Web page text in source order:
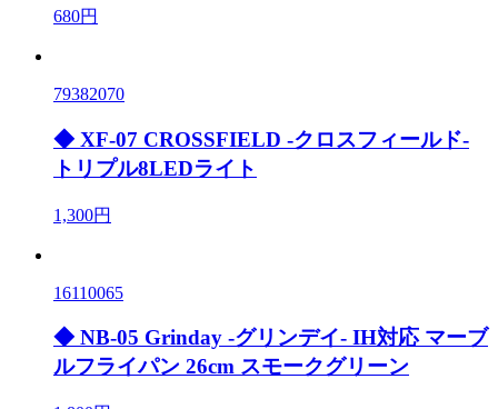
680円
79382070
◆ XF-07 CROSSFIELD -クロスフィールド-
トリプル8LEDライト
1,300円
16110065
◆ NB-05 Grinday -グリンデイ- IH対応 マーブ
ルフライパン 26cm スモークグリーン